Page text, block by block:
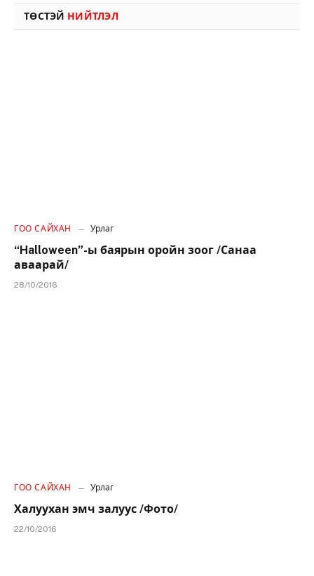
ТӨСТЭЙ НИЙТЛЭЛ
ГОО САЙХАН Урлаг
“Halloween”-ы баярын оройн зоог /Санаа
аваарай/
28/10/2016
ГОО САЙХАН Урлаг
Халуухан эмч залуус /Фото/
22/10/2016